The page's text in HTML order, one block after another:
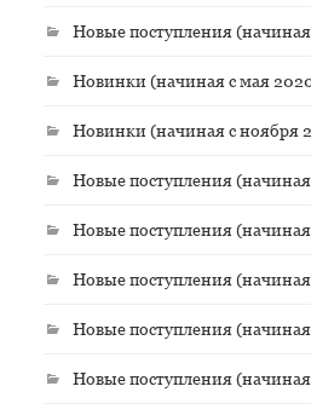
Новые поступления (начиная
Новинки (начиная с мая
Новинки (начиная с ноября
Новые поступления (начиная
Новые поступления
Новые поступления
Новые поступления
Новые поступления (начиная